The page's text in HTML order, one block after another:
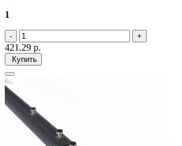
1
421.29 р.
Купить